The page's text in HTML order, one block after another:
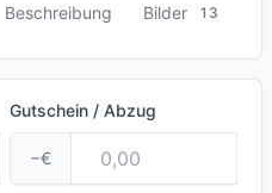
Beschreibung Bilder 13
Gutschein / Abzug
−€